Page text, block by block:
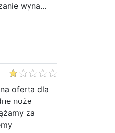
wyna...
oferta dla
noże
za